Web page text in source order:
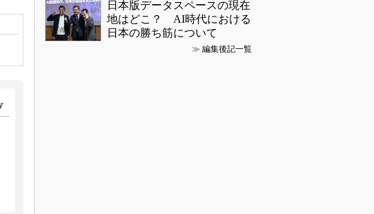
日本版データスペースの現在
地はどこ？ AI時代における
日本の勝ち筋について
≫ 編集後記一覧